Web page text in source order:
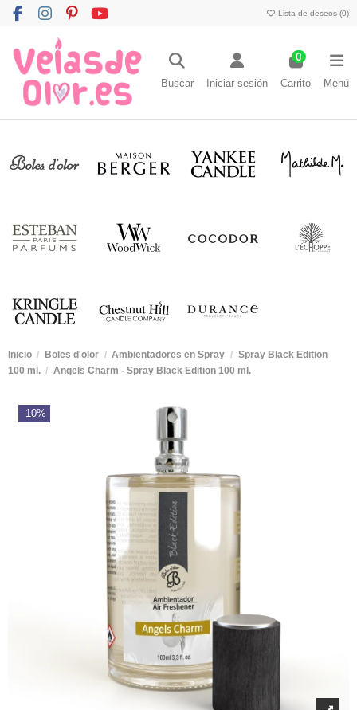
Lista de deseos (0)
Buscar Iniciar sesión
0
Carrito Menú
Inicio Boles d'olor Ambientadores en Spray
Spray Black Edition
100 ml.
Angels Charm - Spray Black Edition 100 ml.
-10%